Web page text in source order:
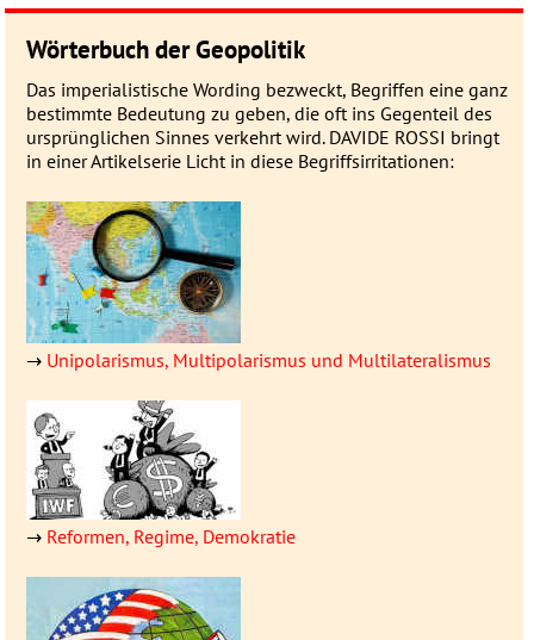
Wörterbuch der Geopolitik
Das imperialistische Wording be­zweckt, Be­grif­fen eine ganz
be­stimmte Be­deu­­tung zu geben, die oft ins Gegen­­teil des
ur­sprüng­­lichen Sin­nes ver­­kehrt wird. DAVIDE ROSSI bringt
in einer Artikel­serie Licht in diese Be­griffs­ir­ri­ta­tionen:
→ Unipolarismus, Multipolarismus und Multilateralismus
→ Reformen, Regime, Demokratie